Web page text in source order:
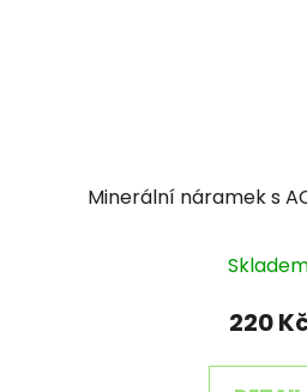
Minerální náramek s
220